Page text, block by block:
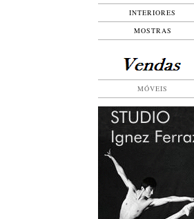
INTERIORES
MOSTRAS
MÓVEIS